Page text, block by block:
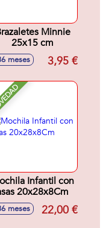
Minnie
25x15 cm
meses 3,95 €
Infantil con
20x28x8Cm
meses 22,00 €